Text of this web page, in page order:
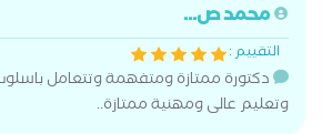
محمد ص...
التقييم :
دكتورة ممتازة ومتفهمة وتتعامل
وتعليم عالى ومهنية ممتازة..